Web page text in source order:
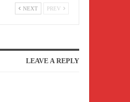
NEXT
LEAVE A REPLY